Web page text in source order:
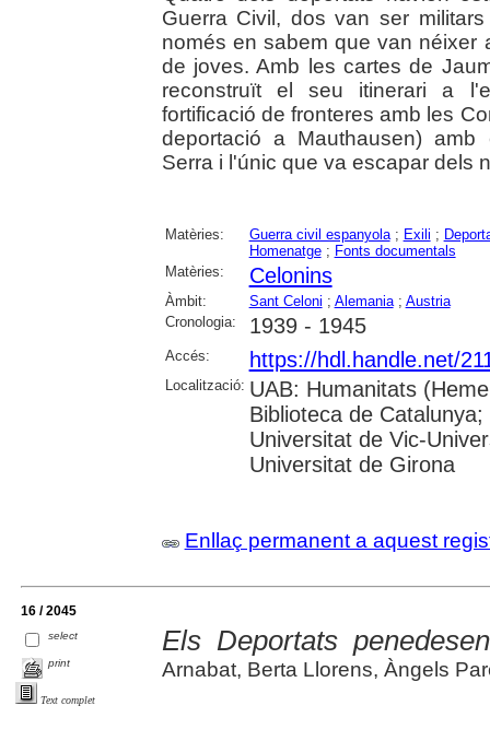
Guerra Civil, dos van ser
només en sabem que van néixer
de joves. Amb les cartes de
reconstruït el seu itinerari a
fortificació de fronteres amb les
deportació a Mauthausen)
Serra i l'únic que va escapar dels
Matèries: Guerra civil espanyola; Exili ;
Homenatge; Fonts documentals
Matèries:
Celonins
Àmbit: Sant Celoni ; Alemania; Austria
Cronologia:
1939 - 1945
Accés: https://hdl.handle.net/
Localització: UAB: Humanitats
Biblioteca de
Universitat de Vic-
Universitat de Girona
Enllaç permanent a aquest
16 / 2045
select
print
Text complet
Els Deportats
Arnabat, Berta Llorens, Àngels